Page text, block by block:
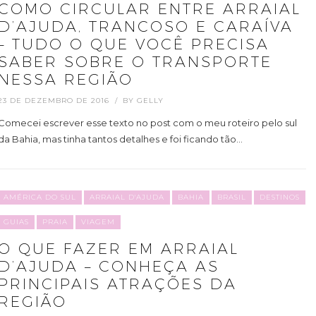
CIRCULAR ENTRE ARRAIAL
TRANCOSO E CARAÍVA
TUDO O QUE VOCÊ PRECISA
SOBRE O TRANSPORTE
REGIÃO
DE DEZEMBRO DE 2016 BY GELLY
escrever esse texto no post com o meu roteiro pelo sul
Bahia, mas tinha tantos detalhes e foi ficando tão…
AMÉRICA DO SUL ARRAIAL D'AJUDA BAHIA BRASIL DESTINOS
GUIAS PRAIA VIAGEM
QUE FAZER EM ARRAIAL
– CONHEÇA AS
ATRAÇÕES DA